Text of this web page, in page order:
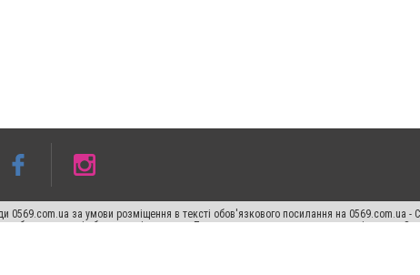
0569.com.ua за умови розміщення в тексті обов'язкового посилання на 0569.com.ua
абзацу в тексті або в якості джерела. Порушення виняткових прав переслідується